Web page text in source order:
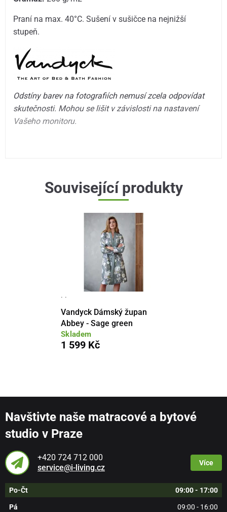
Praní na max. 40°C. Sušení v sušičce na nejnižší
stupeň.
Odstíny barev na fotografiích nemusí zcela odpovídat
skutečnosti. Mohou se lišit v závislosti na nastavení
Vašeho monitoru.
Související produkty
· ·
Vandyck Dámský župan
Abbey - Sage green
Skladem
1 599 Kč
Navštivte naše matracové a bytové
studio v Praze
+420 724 712 000
service@i-living.cz
Více
Po-Čt 09:00 - 17:00
Pá 09:00 - 16:00